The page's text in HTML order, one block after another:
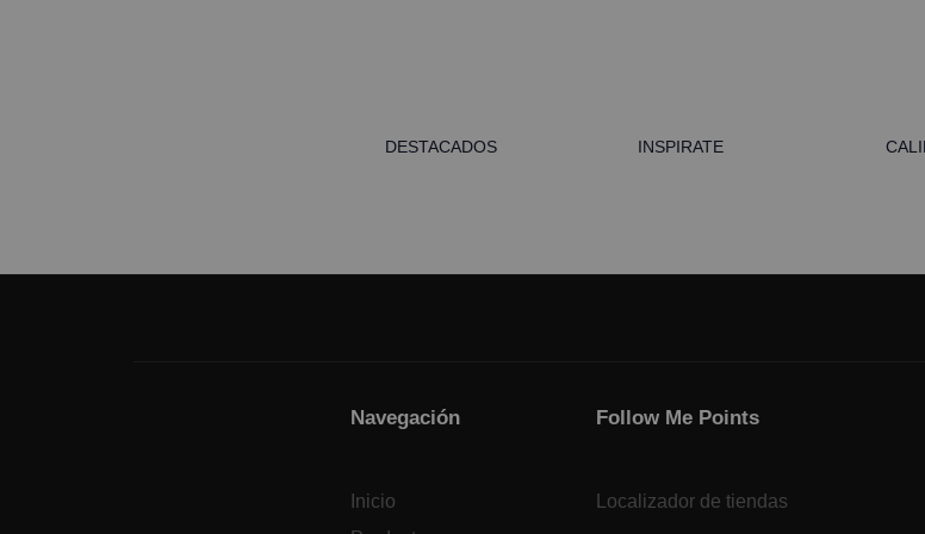
DESTACADOS INSPIRATE
Navegación
Inicio
Follow Me Points
Localizador de tiendas